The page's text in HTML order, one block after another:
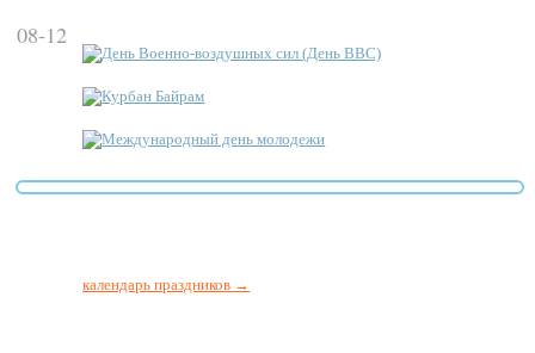
08-12
День Военно-воздушных сил (День ВВС)
Курбан Байрам
Международный день молодежи
календарь праздников →